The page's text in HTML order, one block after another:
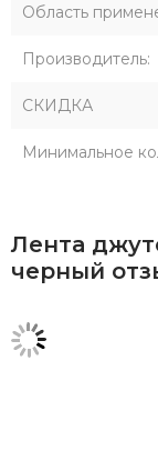
Область
Производитель:
СКИДКА
Минимальное
Лента
черный